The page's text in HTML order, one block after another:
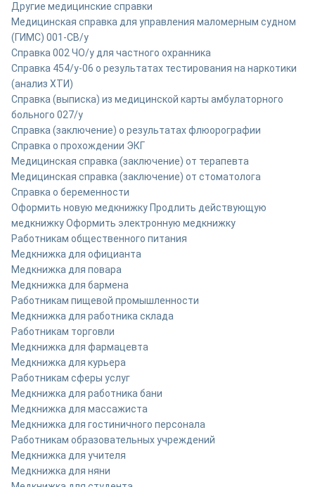
Другие медицинские справки
Медицинская справка для управления маломерным судном
(ГИМС) 001-СВ/у
Справка 002 ЧО/у для частного охранника
Справка 454/у-06 о результатах тестирования на наркотики
(анализ ХТИ)
Справка (выписка) из медицинской карты амбулаторного
больного 027/у
Cправка (заключение) о результатах флюорографии
Справка о прохождении ЭКГ
Медицинская справка (заключение) от терапевта
Медицинская справка (заключение) от стоматолога
Справка о беременности
Оформить новую медкнижку Продлить действующую
медкнижкуОформить электронную медкнижку
Работникам общественного питания
Медкнижка для официанта
Медкнижка для повара
Медкнижка для бармена
Работникам пищевой промышленности
Медкнижка для работника склада
Работникам торговли
Медкнижка для фармацевта
Медкнижка для курьера
Работникам сферы услуг
Медкнижка для работника бани
Медкнижка для массажиста
Медкнижка для гостиничного персонала
Работникам образовательных учреждений
Медкнижка для учителя
Медкнижка для няни